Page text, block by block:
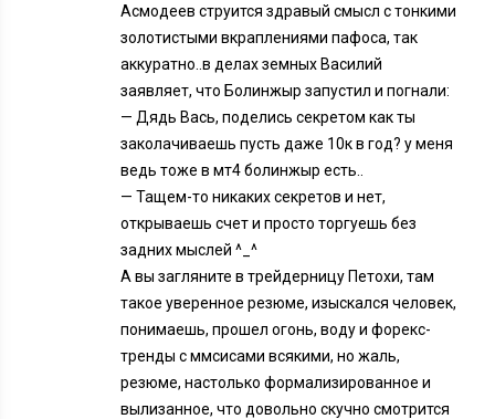
Асмодеев струится здравый смысл с тонкими
золотистыми вкраплениями пафоса, так
аккуратно..в делах земных Василий
заявляет, что Болинжыр запустил и погнали:
— Дядь Вась, поделись секретом как ты
заколачиваешь пусть даже 10к в год? у меня
ведь тоже в мт4 болинжыр есть..
— Тащем-то никаких секретов и нет,
открываешь счет и просто торгуешь без
задних мыслей ^_^
А вы загляните в трейдерницу Петохи, там
такое уверенное резюме, изыскался человек,
понимаешь, прошел огонь, воду и форекс-
тренды с ммсисами всякими, но жаль,
резюме, настолько формализированное и
вылизанное, что довольно скучно смотрится